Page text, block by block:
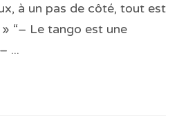
à un pas de côté, tout est
“– Le tango est une
...